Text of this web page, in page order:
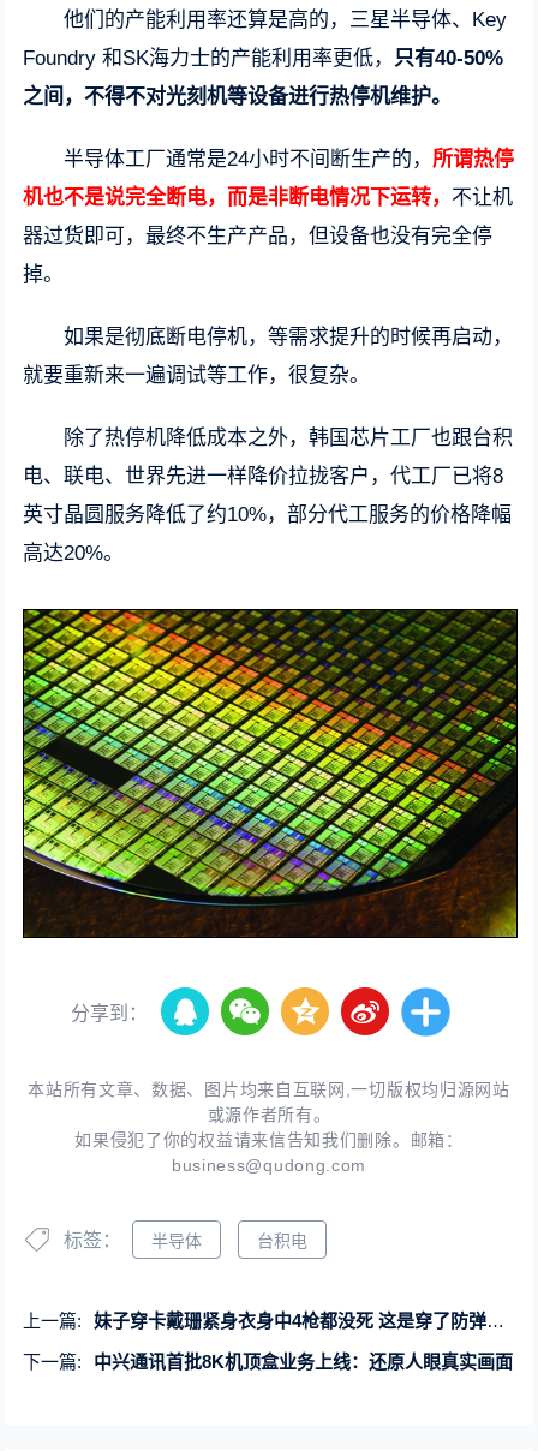
他们的产能利用率还算是高的，三星半导体、Key
Foundry 和SK海力士的产能利用率更低， 只有40-50%
之间，不得不对光刻机等设备进行热停机维护。
半导体工厂通常是24小时不间断生产的，所谓热停
机也不是说完全断电，而是非断电情况下运转， 不让机
器过货即可，最终不生产产品，但设备也没有完全停
掉。
如果是彻底断电停机，等需求提升的时候再启动，
就要重新来一遍调试等工作，很复杂。
除了热停机降低成本之外，韩国芯片工厂也跟台积
电、联电、世界先进一样降价拉拢客户，代工厂已将8
英寸晶圆服务降低了约10%，部分代工服务的价格降幅
高达20%。
分享到：
本站所有文章、数据、图片均来自互联网,一切版权均归源网站
或源作者所有。
如果侵犯了你的权益请来信告知我们删除。邮箱：
business@qudong.com
标签： 半导体 台积电
上一篇:
妹子穿卡戴珊紧身衣身中4枪都没死 这是穿了防弹衣吗？
下一篇:
中兴通讯首批8K机顶盒业务上线：还原人眼真实画面